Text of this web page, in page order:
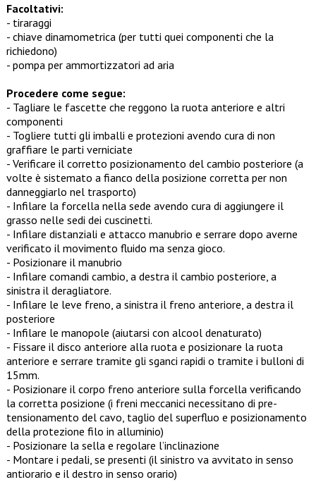
Facoltativi:
- tiraraggi
- chiave dinamometrica (per tutti quei componenti che la
richiedono)
- pompa per ammortizzatori ad aria
Procedere come segue:
- Tagliare le fascette che reggono la ruota anteriore e altri
componenti
- Togliere tutti gli imballi e protezioni avendo cura di non
graffiare le parti verniciate
- Verificare il corretto posizionamento del cambio posteriore (a
volte è sistemato a fianco della posizione corretta per non
danneggiarlo nel trasporto)
- Infilare la forcella nella sede avendo cura di aggiungere il
grasso nelle sedi dei cuscinetti.
- Infilare distanziali e attacco manubrio e serrare dopo averne
verificato il movimento fluido ma senza gioco.
- Posizionare il manubrio
- Infilare comandi cambio, a destra il cambio posteriore, a
sinistra il deragliatore.
- Infilare le leve freno, a sinistra il freno anteriore, a destra il
posteriore
- Infilare le manopole (aiutarsi con alcool denaturato)
- Fissare il disco anteriore alla ruota e posizionare la ruota
anteriore e serrare tramite gli sganci rapidi o tramite i bulloni di
15mm.
- Posizionare il corpo freno anteriore sulla forcella verificando
la corretta posizione (i freni meccanici necessitano di pre-
tensionamento del cavo, taglio del superfluo e posizionamento
della protezione filo in alluminio)
- Posizionare la sella e regolare l’inclinazione
- Montare i pedali, se presenti (il sinistro va avvitato in senso
antiorario e il destro in senso orario)